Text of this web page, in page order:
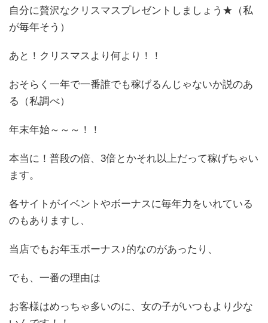
自分に贅沢なクリスマスプレゼントしましょう★（私
が毎年そう）
あと！クリスマスより何より！！
おそらく一年で一番誰でも稼げるんじゃないか説のあ
る（私調べ）
年末年始～～～！！
本当に！普段の倍、3倍とかそれ以上だって稼げちゃい
ます。
各サイトがイベントやボーナスに毎年力をいれている
のもありますし、
当店でもお年玉ボーナス♪的なのがあったり、
でも、一番の理由は
お客様はめっちゃ多いのに、女の子がいつもより少な